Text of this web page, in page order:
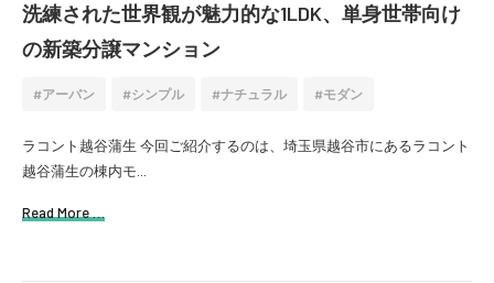
洗練された世界観が魅力的な1LDK、単身世帯向け
の新築分譲マンション
アーバン シンプル ナチュラル モダン
ラコント越谷蒲生 今回ご紹介するのは、埼玉県越谷市にあるラコント
越谷蒲生の棟内モ...
Read More …